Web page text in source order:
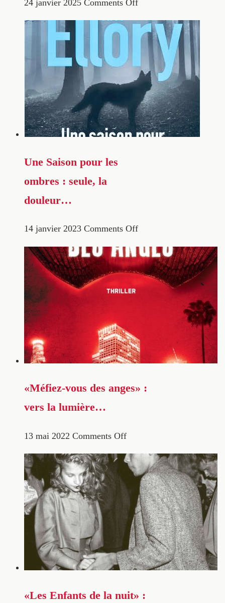
24 janvier 2025 Comments Off
Une Saison pour les
ombres : seule, la
douleur…
14 janvier 2023 Comments Off
«Méfiez-vous des anges» :
vers la lumière…
13 mai 2022 Comments Off
«Les Enfants de la nuit» :